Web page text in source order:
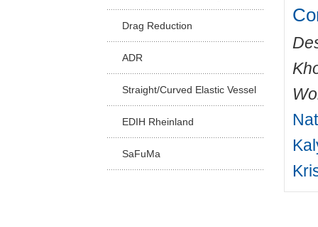
Drag Reduction
ADR
Straight/Curved Elastic Vessel
EDIH Rheinland
SaFuMa